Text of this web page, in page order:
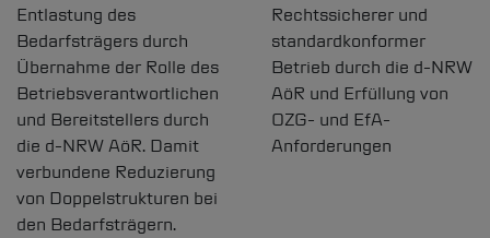
Entlastung des
Bedarfsträgers durch
Übernahme der Rolle des
Betriebsverantwortlichen
und Bereitstellers durch
die d-NRWAöR. Damit
verbundene Reduzierung
von Doppelstrukturen bei
den Bedarfsträgern.
Rechtssicherer und
standardkonformer
Betrieb durch die d-NRW
AöR und Erfüllung von
OZG- und EfA-
Anforderungen